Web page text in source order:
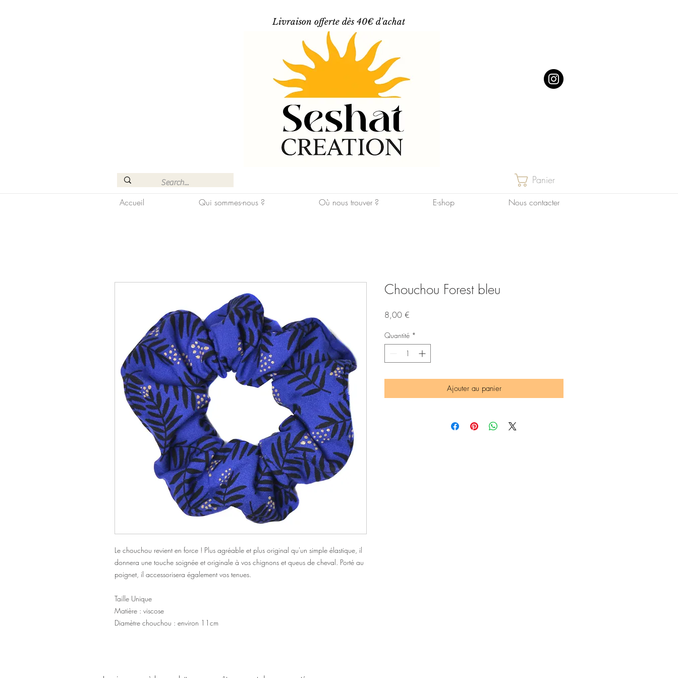
Livraison offerte dès 40€ d'achat
Panier
Accueil Qui sommes-nous ? Où nous trouver ? E-shop Nous contacter
Le chouchou revient en force ! Plus agréable et plus original qu'un simple élastique, il
donnera une touche soignée et originale à vos chignons et queus de cheval. Porté au
poignet, il accessorisera également vos tenues.
Taille Unique
Matière : viscose
Diamètre chouchou : environ 11cm
Chouchou Forest bleu
8,00 €
Quantité *
Ajouter au panier